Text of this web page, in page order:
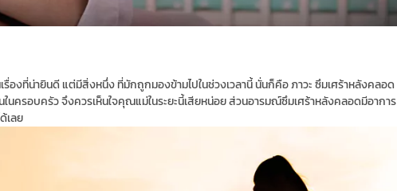
รื่องที่น่ายินดี แต่มีสิ่งหนึ่ง ที่มักถูกมองข้ามไปในช่วงเวลานี้ นั่นก็คือ ภาวะ ซึมเศร้าหลังคลอด
นครอบครัว จึงควรเห็นใจคุณแม่ในระยะนี้เสียหน่อย ส่วนอารมณ์ซึมเศร้าหลังคลอดมีอาการ
เลย